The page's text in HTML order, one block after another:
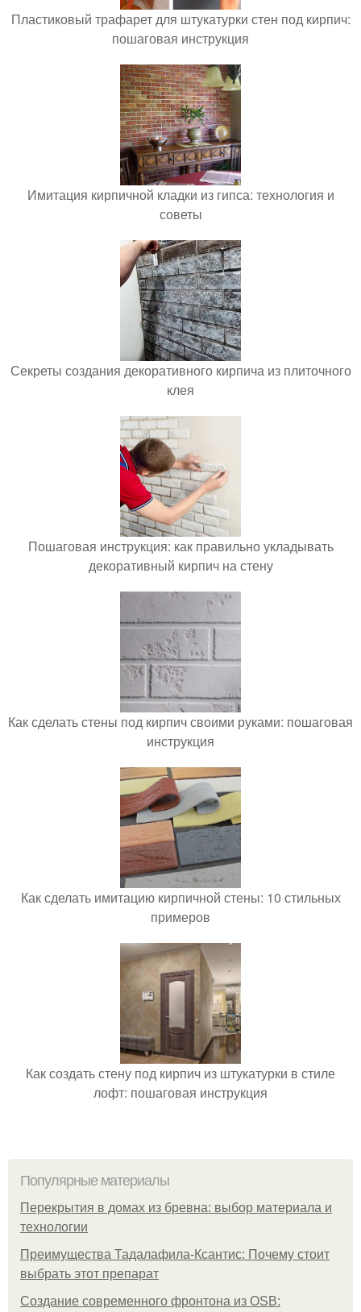
Пластиковый трафарет для штукатурки стен под кирпич:
пошаговая инструкция
Имитация кирпичной кладки из гипса: технология и
советы
Секреты создания декоративного кирпича из плиточного
клея
Пошаговая инструкция: как правильно укладывать
декоративный кирпич на стену
Как сделать стены под кирпич своими руками: пошаговая
инструкция
Как сделать имитацию кирпичной стены: 10 стильных
примеров
Как создать стену под кирпич из штукатурки в стиле
лофт: пошаговая инструкция
Популярные материалы
Перекрытия в домах из бревна: выбор материала и
технологии
Преимущества Тадалафила-Ксантис: Почему стоит
выбрать этот препарат
Создание современного фронтона из OSB: